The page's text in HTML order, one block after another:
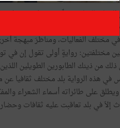
للكتاب مخلّفة صوّرا من فرط
الدخول وفي حفلات التوقيع، وصوّر
مختلف الفعاليات، ومناظرَ مبهجة
مختلفتين: روايةٍ أولى تقول إن في
من ذينك الطابورين الطويلين
هذه الرواية بلد مختلف ثقافيا
على طائراته أسماء الشعراء
إلاّ في بلد تعاقبت عليه ثقافات